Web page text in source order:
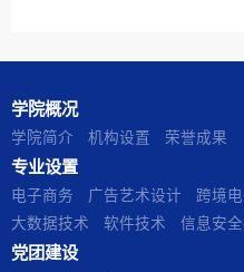
学院概况
学院简介 机构设置 荣誉成果
专业设置
电子商务 广告艺术设计 跨境
大数据技术
软件技术 信息安
党团建设